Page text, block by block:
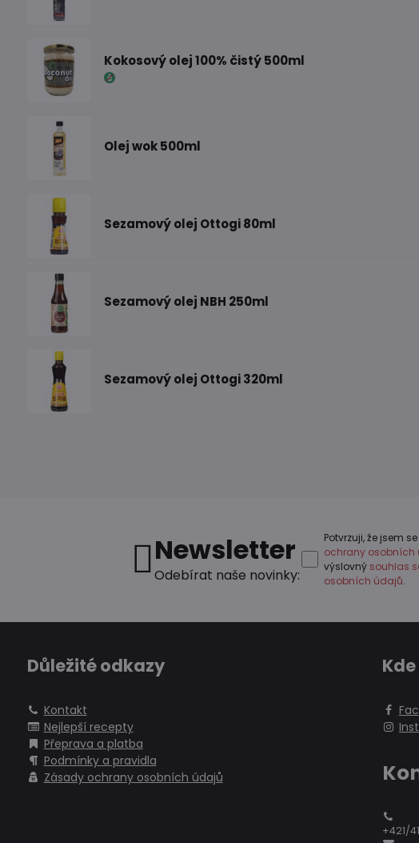
Kokosový olej 100% čistý 500ml
Olej wok 500ml
Sezamový olej Ottogi 80ml
Sezamový olej NBH 250ml
Sezamový olej Ottogi 320ml
Newsletter
Odebírat naše novinky:
Potvrzuji, že jsem
ochrany osobních
výslovný souhlas
osobních údajů.
Důležité odkazy
Kontakt
Nejlepší recepty
Přeprava a platba
Podmínky a pravidla
Zásady ochrany osobních údajů
+421/